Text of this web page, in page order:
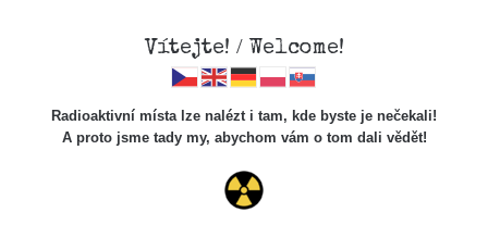
Veškerou správu dat přesouváme na
https://mapa.zhavamista.cz,
Děkujeme za pochopení.
Vítejte! / Welcome!
Radioaktivní místa lze nalézt i tam, kde byste je nečekali!
A proto jsme tady my, abychom vám o tom dali vědět!